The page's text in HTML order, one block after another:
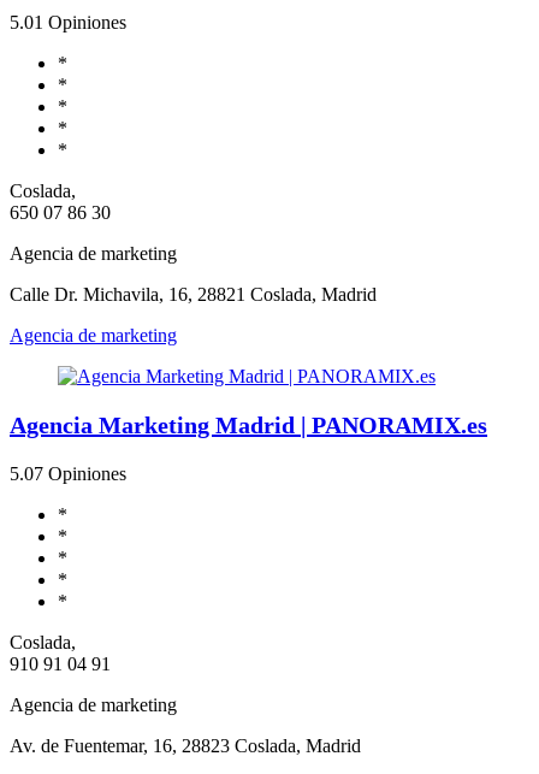
5.01 Opiniones
*
*
*
*
*
Coslada,
650 07 86 30
Agencia de marketing
Calle Dr. Michavila, 16, 28821 Coslada, Madrid
Agencia de marketing
Agencia Marketing Madrid | PANORAMIX.es
5.07 Opiniones
*
*
*
*
*
Coslada,
910 91 04 91
Agencia de marketing
Av. de Fuentemar, 16, 28823 Coslada, Madrid